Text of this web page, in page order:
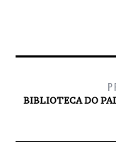
BIBLIOTECA DO